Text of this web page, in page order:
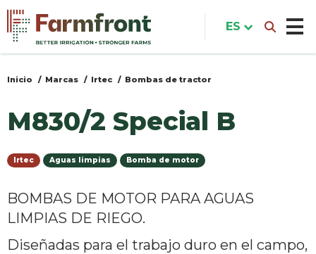
Pasar
contenido
principal
Usted
aquí
Inicio Marcas Irtec Bombas de tractor
M830/2 Special B
Irtec Aguas limpias Bomba de motor
BOMBAS DE MOTOR PARA AGUAS
LIMPIAS DE RIEGO.
Diseñadas para el trabajo duro en el campo,
ES